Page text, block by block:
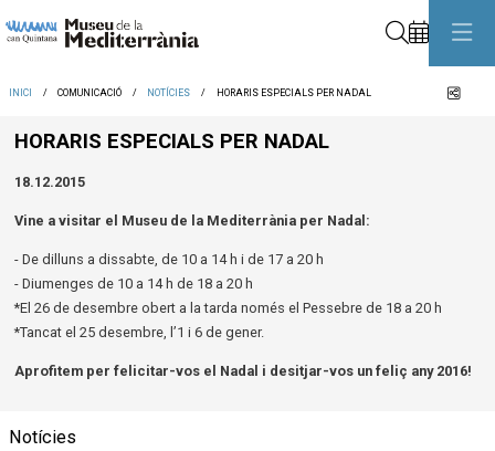
INICI COMUNICACIÓ NOTÍCIES HORARIS ESPECIALS PER NADAL
HORARIS ESPECIALS PER NADAL
18.12.2015
Vine a visitar el Museu de la Mediterrània per Nadal:
- De dilluns a dissabte, de 10 a 14 h i de 17 a 20 h
- Diumenges de 10 a 14 h de 18 a 20 h
*El 26 de desembre obert a la tarda només el Pessebre de 18 a 20 h
*Tancat el 25 desembre, l’1 i 6 de gener.
Aprofitem per felicitar-vos el Nadal i desitjar-vos un feliç any 2016!
Notícies